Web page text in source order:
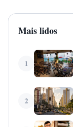
Mais lidos
1
2